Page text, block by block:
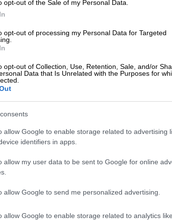
opt-out of the Sale of my Personal Data.
opt-out of processing my Personal Data for Targeted
opt-out of Collection, Use, Retention, Sale, and/or
Data that Is Unrelated with the Purposes for
allow Google to enable storage related to advertising
identifiers in apps.
allow my user data to be sent to Google for online
allow Google to send me personalized advertising.
allow Google to enable storage related to analytics
αντικαπνιστικό νόμο κόβεται το
Αναλυτικά το κάπνισμα
χώρους αντίστοιχου
στα νοσηλευτικά ιδρύματα
στους παιδικούς σταθμούς και στα
ειδικά σχολεία, σε όλα τα σχολεία
πανεπιστημιακά ιδρύματα, στους
και σε όλους τους χώρους
σε όλα τα οχήματα
ανήλικοι κάτω των 12 ετών
με τσουχτερά πρόστιμα και